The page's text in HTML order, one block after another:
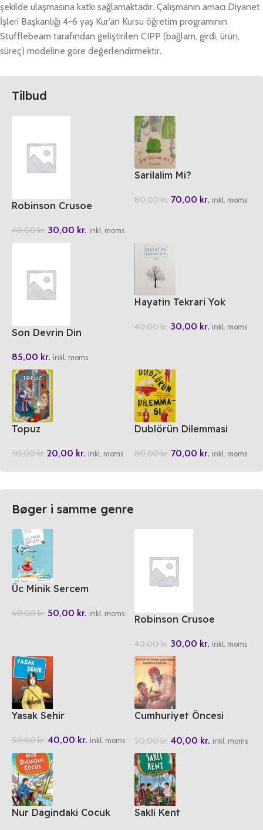
şekilde ulaşmasına katkı sağlamaktadır. Çalışmanın amacı Diyanet
İşleri Başkanlığı 4-6 yaş Kur’an Kursu öğretim programının
Stufflebeam tarafından geliştirilen CIPP (bağlam, girdi, ürün,
süreç) modeline göre değerlendirmektir.
Tilbud
Robinson Crusoe
40,00kr. 30,00 kr. inkl. moms
Sarilalim Mi?
80,00kr. 70,00 kr. inkl. moms
Son Devrin Din
85,00 kr. inkl. moms
Hayatin Tekrari Yok
40,00kr. 30,00 kr. inkl. moms
Topuz
30,00kr. 20,00 kr. inkl. moms
Dublörün Dilemmasi
80,00kr. 70,00 kr. inkl. moms
Bøger i samme genre
Üc Minik Sercem
60,00kr. 50,00 kr. inkl. moms Robinson Crusoe
40,00kr. 30,00 kr. inkl. moms
Yasak Sehir
50,00kr. 40,00 kr. inkl. moms
Cumhuriyet Öncesi
Hikayeler
50,00kr. 40,00 kr. inkl. moms
Nur Dagindaki Cocuk Sakli Kent